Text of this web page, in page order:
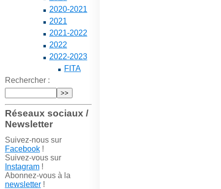
2020-2021
2021
2021-2022
2022
2022-2023
FITA
Rechercher :
Réseaux sociaux /
Newsletter
Suivez-nous sur
Facebook!
Suivez-vous sur
Instagram!
Abonnez-vous à la
newsletter!